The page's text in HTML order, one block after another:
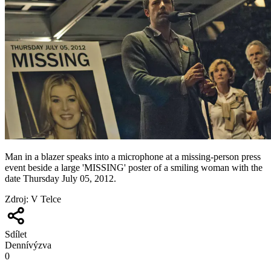
Man in a blazer speaks into a microphone at a missing-person press
event beside a large 'MISSING' poster of a smiling woman with the
date Thursday July 05, 2012.
Zdroj: V Telce
Sdílet
Dennívýzva
0